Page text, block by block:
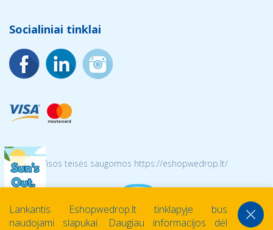
Socialiniai tinklai
© 2026 Visos teisės saugomos https://eshopwedrop.lt/
Lankantis Eshopwedrop.lt tinklapyje bus
naudojami slapukai. Daugiau informacijos dėl